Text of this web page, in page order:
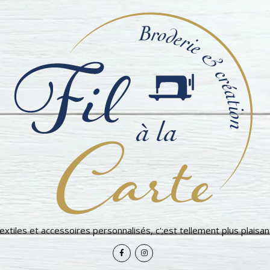
et accessoires personnalisés, c';est tellement plus